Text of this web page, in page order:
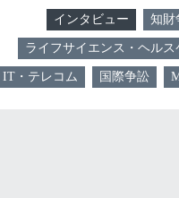
インタビュー 知財
ライフサイエンス・ヘルス
IT・テレコム 国際争訟